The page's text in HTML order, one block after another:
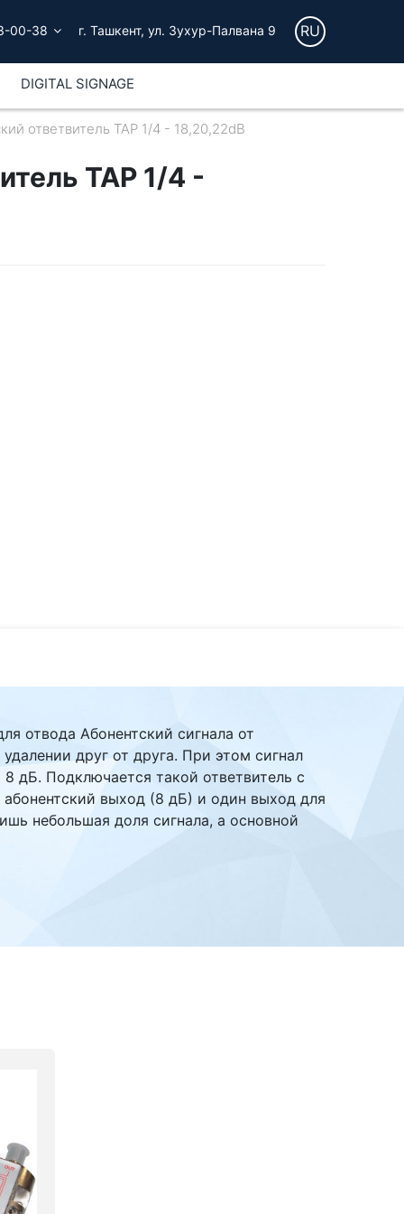
00-38 г. Ташкент, ул. Зухур-Палвана 9 RU
DIGITAL SIGNAGE
ответвитель ТАР 1/4 - 18,20,22dB
ТАР 1/4 -
отвода Абонентский сигнала от
друг от друга. При этом сигнал
дБ. Подключается такой ответвитель с
выход (8 дБ) и один выход для
небольшая доля сигнала, а основной